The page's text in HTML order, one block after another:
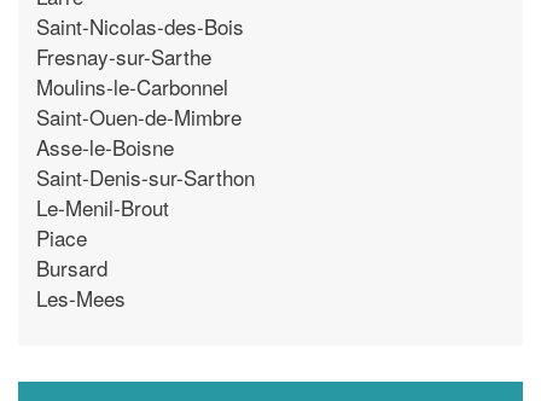
Saint-Nicolas-des-Bois
Fresnay-sur-Sarthe
Moulins-le-Carbonnel
Saint-Ouen-de-Mimbre
Asse-le-Boisne
Saint-Denis-sur-Sarthon
Le-Menil-Brout
Piace
Bursard
Les-Mees